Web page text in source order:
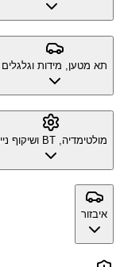
תא מטען, מידות וגלגלים
מולטימדיה, BT ושיקוף נייד
איבזור